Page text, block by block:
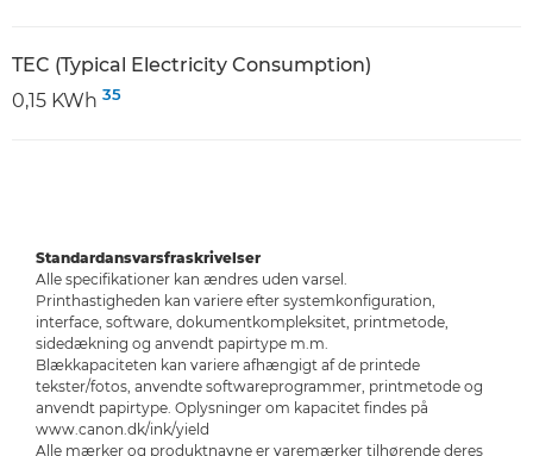
TEC (Typical Electricity Consumption)
0,15 KWh 35
Standardansvarsfraskrivelser
Alle specifikationer kan ændres uden varsel.
Printhastigheden kan variere efter systemkonfiguration,
interface, software, dokumentkompleksitet, printmetode,
sidedækning og anvendt papirtype m.m.
Blækkapaciteten kan variere afhængigt af de printede
tekster/fotos, anvendte softwareprogrammer, printmetode og
anvendt papirtype. Oplysninger om kapacitet findes på
www.canon.dk/ink/yield
Alle mærker og produktnavne er varemærker tilhørende deres